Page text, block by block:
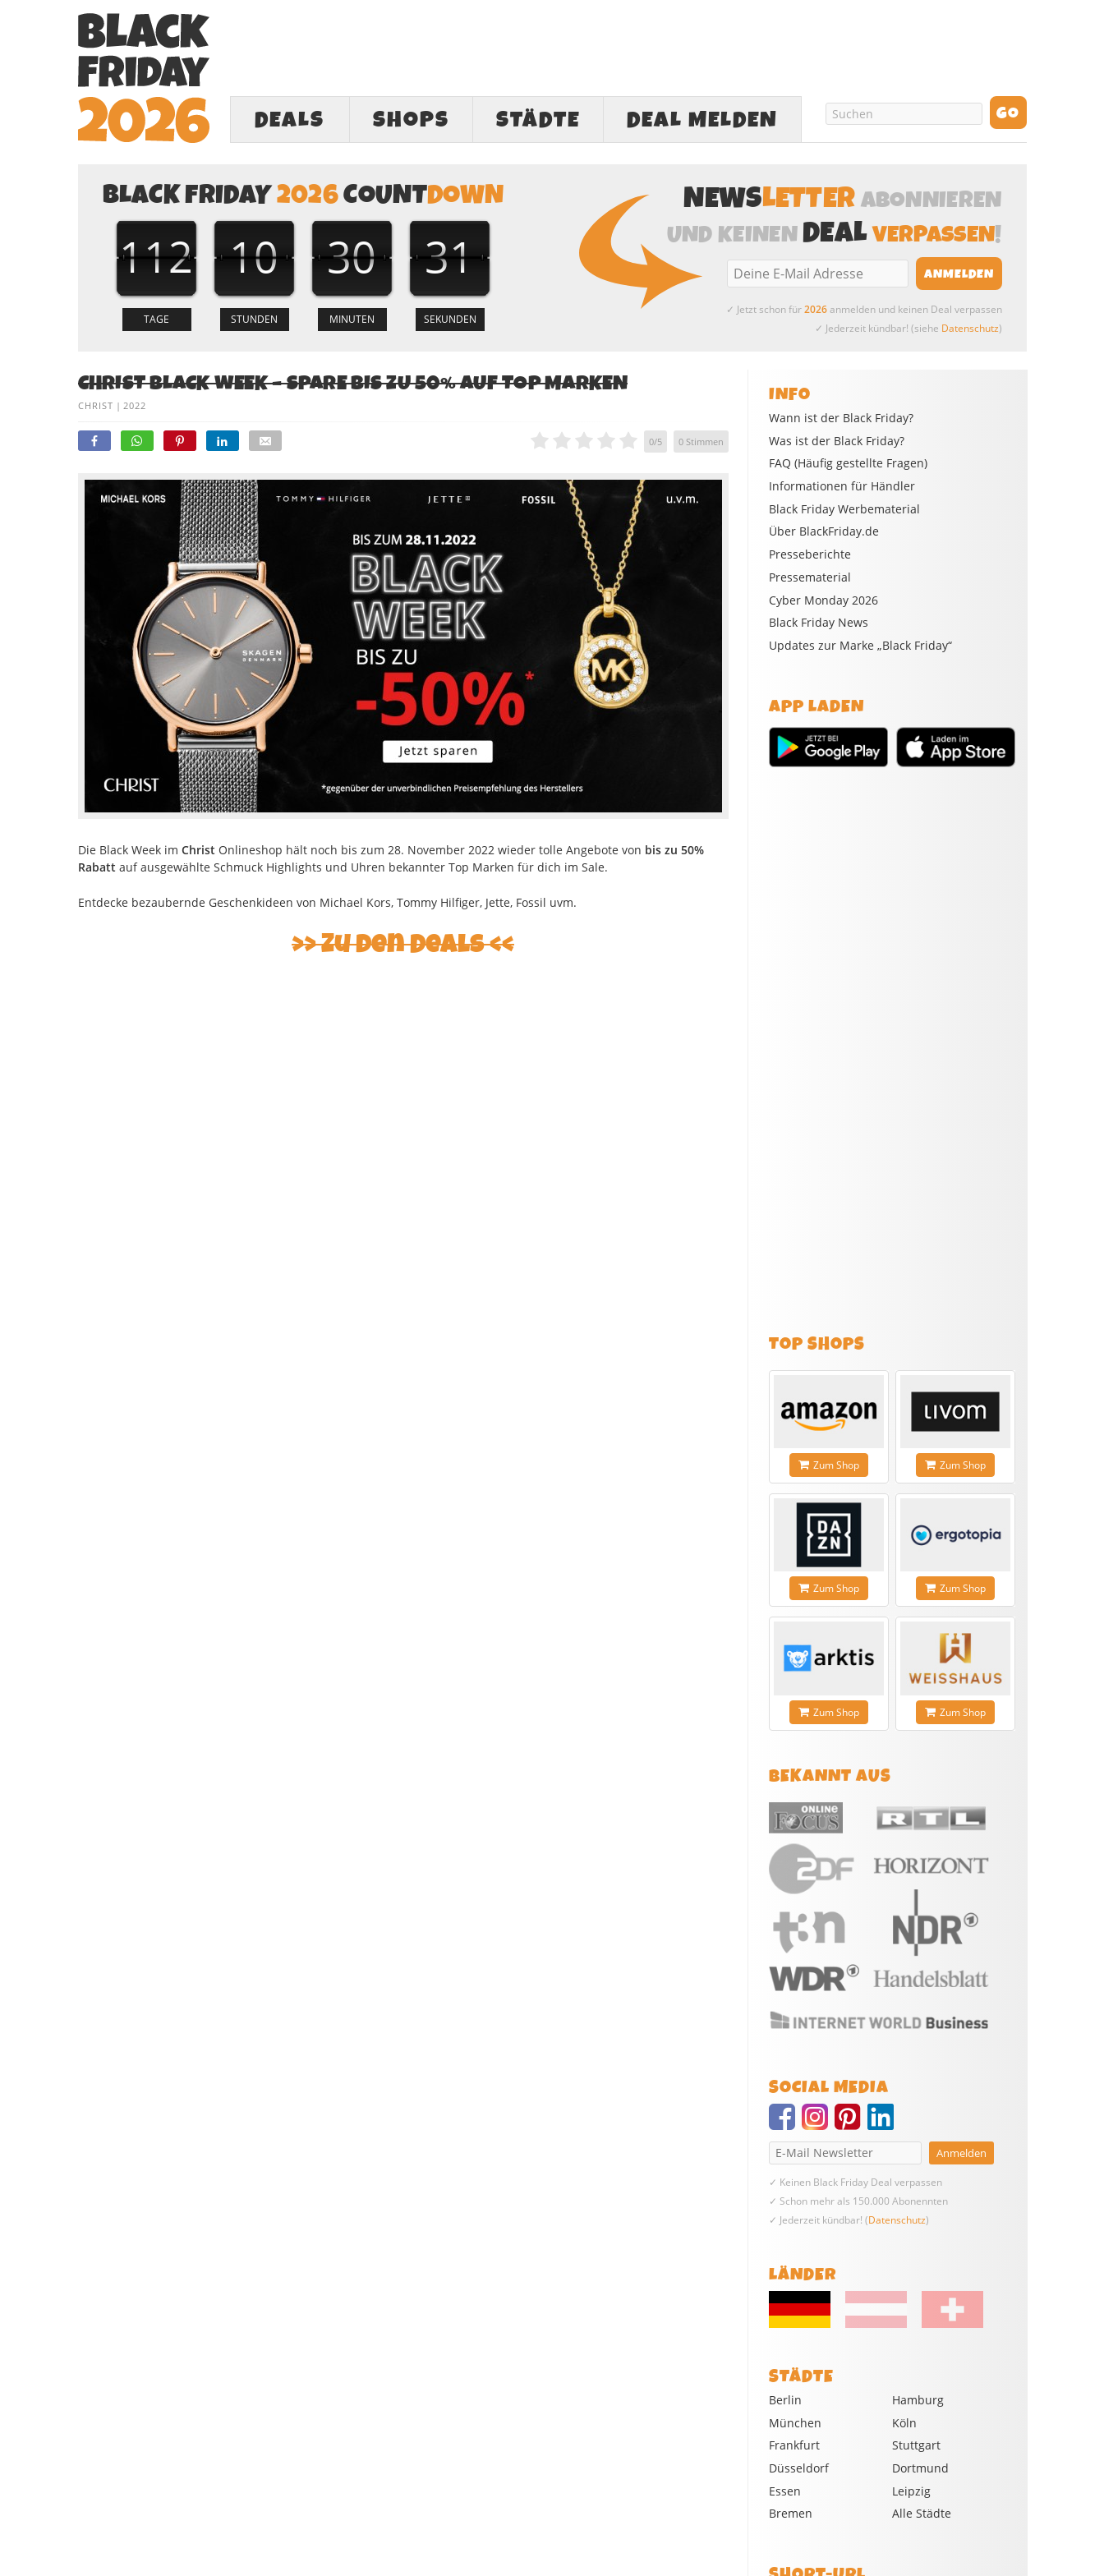
DEALS SHOPS STÄDTE DEAL MELDEN
BLACK FRIDAY2026COUNTDOWN
112 10 30 30
NEWSLETTERABONNIEREN
UND KEINENDEALVERPASSEN!
✓ Jetzt schon für2026anmelden und keinen Deal verpassen
✓ Jederzeit kündbar! (siehe Datenschutz)
CHRIST BLACK WEEK – SPARE BIS ZU 50% AUF TOP MARKEN
CHRIST | 2022
0/5 0Stimmen
Die Black Week im Christ Onlineshop hält noch bis zum 28. November 2022 wieder tolle Angebote von bis zu 50%
Rabatt auf ausgewählte Schmuck Highlights und Uhren bekannter Top Marken für dich im Sale.
Entdecke bezaubernde Geschenkideen von Michael Kors, Tommy Hilfiger, Jette, Fossil uvm.
Zu den Deals
INFO
Wann ist der Black Friday?
Was ist der Black Friday?
FAQ (Häufig gestellte Fragen)
Informationen für Händler
Black Friday Werbematerial
Über BlackFriday.de
Presseberichte
Pressematerial
Cyber Monday 2026
Black Friday News
Updates zur Marke „Black Friday“
APP LADEN
TOP SHOPS
Zum Shop Zum Shop
Zum Shop Zum Shop
Zum Shop Zum Shop
BEKANNT AUS
SOCIAL MEDIA
✓ Keinen Black Friday Deal verpassen
✓ Schon mehr als 150.000 Abonennten
✓ Jederzeit kündbar! (Datenschutz)
LÄNDER
STÄDTE
Berlin
Hamburg
München
Köln
Frankfurt
Stuttgart
Düsseldorf
Dortmund
Essen
Leipzig
Bremen
Alle Städte